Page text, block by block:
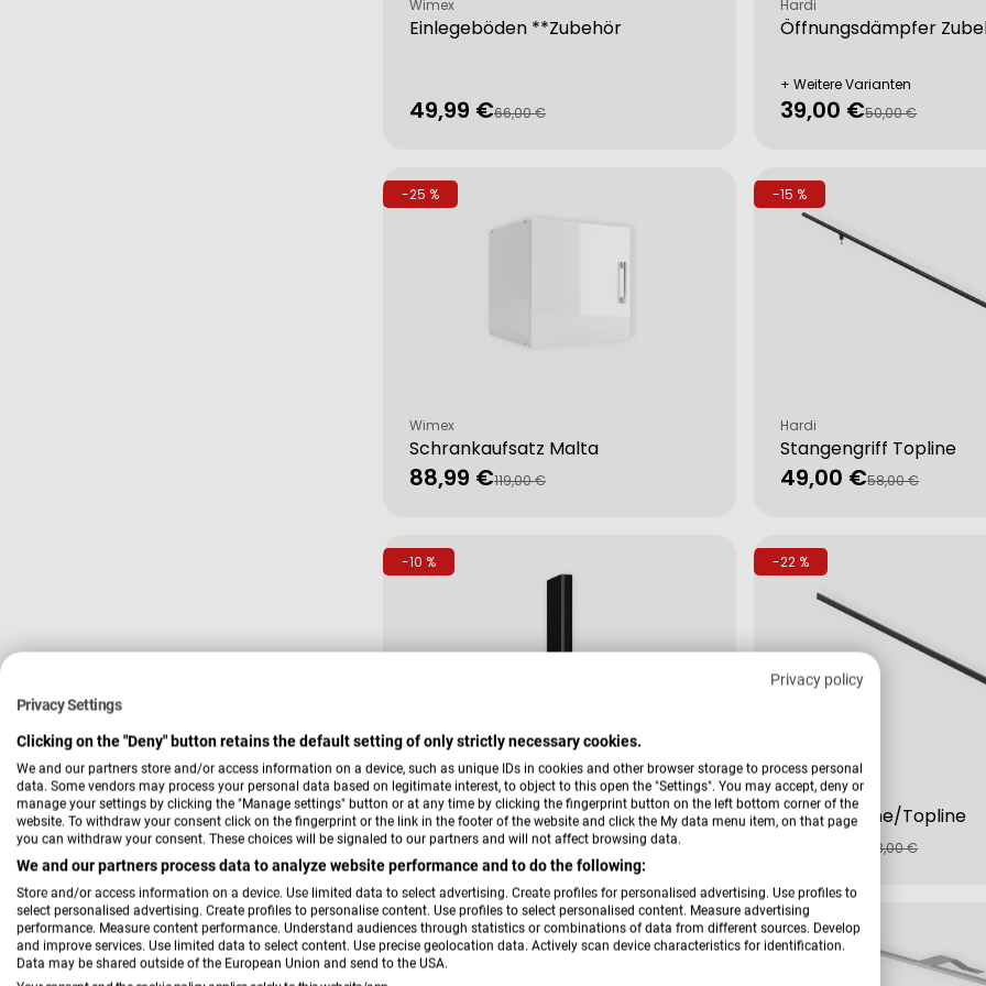
Privacy policy
Privacy Settings
Clicking on the "Deny" button retains the default setting of only strictly necessary cookies.
We and our partners store and/or access information on a device, such as unique IDs in cookies and other browser storage to process personal
data. Some vendors may process your personal data based on legitimate interest, to object to this open the "Settings". You may accept, deny or
manage your settings by clicking the "Manage settings" button or at any time by clicking the fingerprint button on the left bottom corner of the
website. To withdraw your consent click on the fingerprint or the link in the footer of the website and click the My data menu item, on that page
you can withdraw your consent. These choices will be signaled to our partners and will not affect browsing data.
We and our partners process data to analyze website performance and to do the following:
Store and/or access information on a device. Use limited data to select advertising. Create profiles for personalised advertising. Use profiles to
select personalised advertising. Create profiles to personalise content. Use profiles to select personalised content. Measure advertising
performance. Measure content performance. Understand audiences through statistics or combinations of data from different sources. Develop
and improve services. Use limited data to select content. Use precise geolocation data. Actively scan device characteristics for identification.
Data may be shared outside of the European Union and send to the USA.
Einlegeböden **Zubehör
Verkäufer:
Wimex
Verkaufspreis
49,99 €
Regulärer66,00 €
Öffnungsdämpfer
Verkäufer:
Hardi
+ Weitere Varianten
Verkaufspreis
39,00 €
Regulärer50,00 €
-25 %
Schrankaufsatz Malta
Verkäufer:
Wimex
Verkaufspreis
88,99 €
Regulärer119,00 €
-15 %
Stangengriff Topline
Verkäufer:
Hardi
Verkaufspreis
49,00 €
Regulärer58,00 €
-10 %
Aufclipprofil Slideline
Verkäufer:
Hardi
Verkaufspreis
25,00 €
Regulärer
Preis
28,00 €
-22 %
Griff Longline/Topline
Verkäufer:
Hardi
Verkaufspreis
Regulärer63,00 €
-21 % -21 %